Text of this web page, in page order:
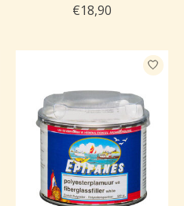
€18,90